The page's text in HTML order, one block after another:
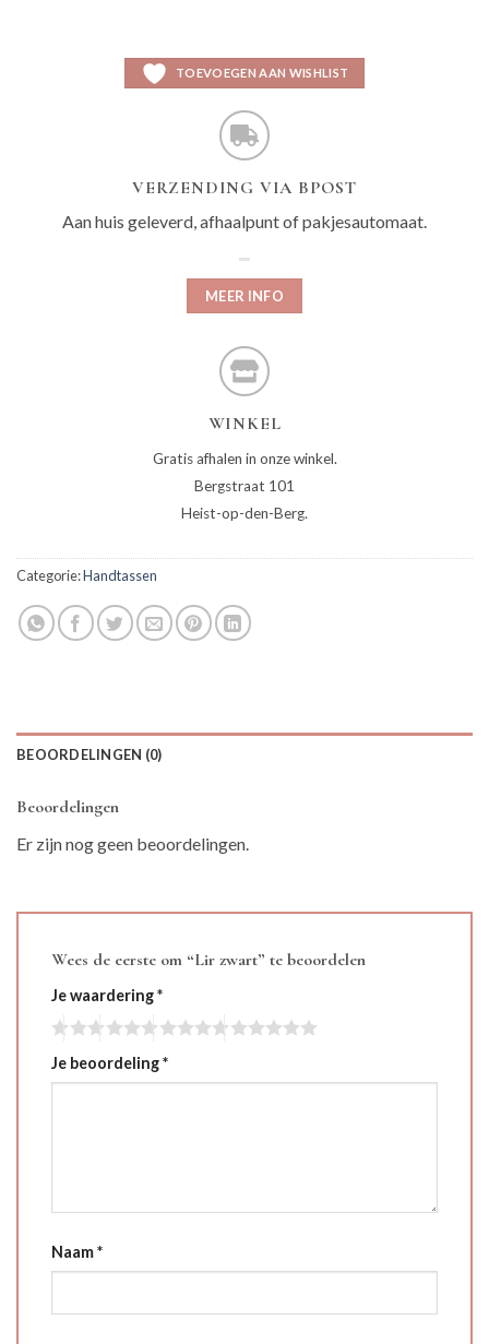
TOEVOEGEN AAN WISHLIST
VERZENDING VIA BPOST
Aan huis geleverd, afhaalpunt of pakjesautomaat.
MEER INFO
WINKEL
Gratis afhalen in onze winkel.
Bergstraat 101
Heist-op-den-Berg.
Categorie:Handtassen
BEOORDELINGEN (0)
Beoordelingen
Er zijn nog geen beoordelingen.
Wees de eerste om “Lir zwart” te beoordelen
Je waardering*
Je beoordeling*
Naam*